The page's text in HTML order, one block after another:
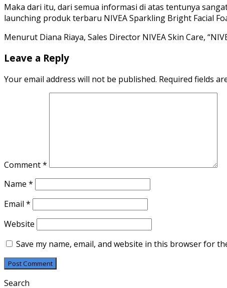
Maka dari itu, dari semua informasi di atas tentunya
launching produk terbaru NIVEA Sparkling Bright Facial
Menurut Diana Riaya, Sales Director NIVEA Skin Care,
Leave a Reply
Your email address will not be published. Required fields
Comment*
Name *
Email *
Website
Save my name, email, and website in this browser for
Search